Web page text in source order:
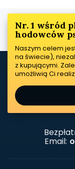
Nr. 1 wśród
hodowców
Naszym celem
na świecie),
z kupującymi.
umożliwią Ci
Email: